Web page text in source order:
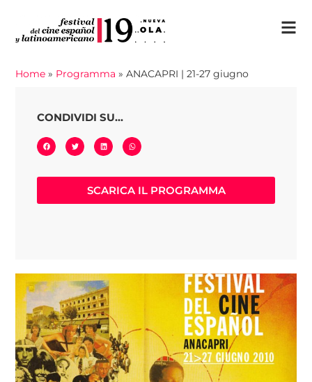
Home » Programma »ANACAPRI | 21-27 giugno
CONDIVIDI SU...
SCARICA IL PROGRAMMA